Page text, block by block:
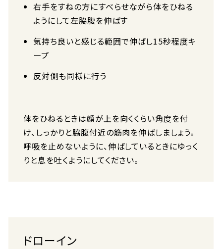
右手をすねの方にすべらせながら体をひねる
ようにして左脇腹を伸ばす
気持ち良いと感じる範囲で伸ばし15秒程度キ
ープ
反対側も同様に行う
体をひねるときは顔が上を向くくらい角度を付
け、しっかりと脇腹付近の筋肉を伸ばしましょう。
呼吸を止めないように、伸ばしているときにゆっく
りと息を吐くようにしてください。
ドローイン